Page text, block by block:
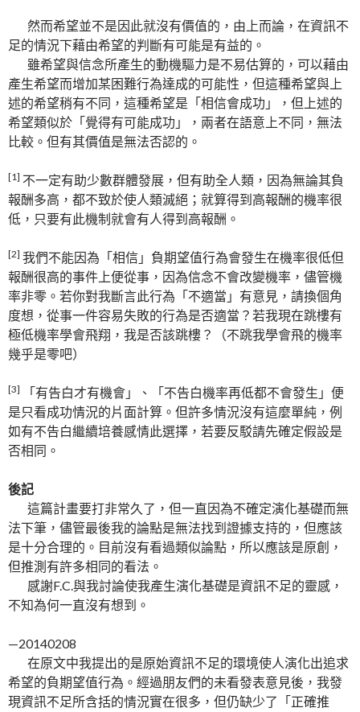
然而希望並不是因此就沒有價值的，由上而論，在資訊不
足的情況下藉由希望的判斷有可能是有益的。
雖希望與信念所產生的動機驅力是不易估算的，可以藉由
產生希望而增加某困難行為達成的可能性，但這種希望與上
述的希望稍有不同，這種希望是「相信會成功」，但上述的
希望類似於「覺得有可能成功」，兩者在語意上不同，無法
比較。但有其價值是無法否認的。
[1] 不一定有助少數群體發展，但有助全人類，因為無論其負
報酬多高，都不致於使人類滅絕；就算得到高報酬的機率很
低，只要有此機制就會有人得到高報酬。
[2] 我們不能因為「相信」負期望值行為會發生在機率很低但
報酬很高的事件上便從事，因為信念不會改變機率，儘管機
率非零。若你對我斷言此行為「不適當」有意見，請換個角
度想，從事一件容易失敗的行為是否適當？若我現在跳樓有
極低機率學會飛翔，我是否該跳樓？（不跳我學會飛的機率
幾乎是零吧）
[3]
「有告白才有機會」、「不告白機率再低都不會發生」便
是只看成功情況的片面計算。但許多情況沒有這麼單純，例
如有不告白繼續培養感情此選擇，若要反駁請先確定假設是
否相同。
後記
這篇計畫要打非常久了，但一直因為不確定演化基礎而無
法下筆，儘管最後我的論點是無法找到證據支持的，但應該
是十分合理的。目前沒有看過類似論點，所以應該是原創，
但推測有許多相同的看法。
感謝F.C.與我討論使我產生演化基礎是資訊不足的靈感，
不知為何一直沒有想到。
—20140208
在原文中我提出的是原始資訊不足的環境使人演化出追求
希望的負期望值行為。經過朋友們的未看發表意見後，我發
現資訊不足所含括的情況實在很多，但仍缺少了「正確推